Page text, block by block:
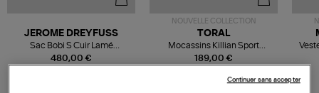
480,00 €
JEROME DREYFUSS
Sac Bobi S Cuir Lamé
Champagne
NOUVELLE COLLECTION
189,00 €
TORAL
Mocassins Killian Sport
Mousse
Continuer sans accepter